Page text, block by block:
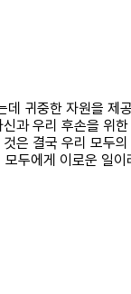
귀중한 자원을
과 우리 후손을 위
은 결국 우리 모두
두에게 이로운 일